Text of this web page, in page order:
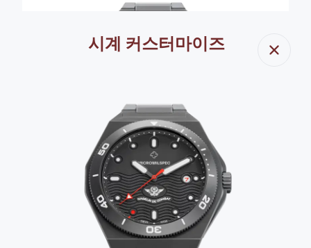
닫기
시계 커스터마이즈